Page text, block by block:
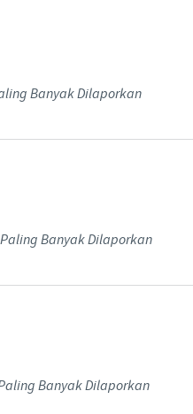
Banyak Dilaporkan
Banyak Dilaporkan
Banyak Dilaporkan